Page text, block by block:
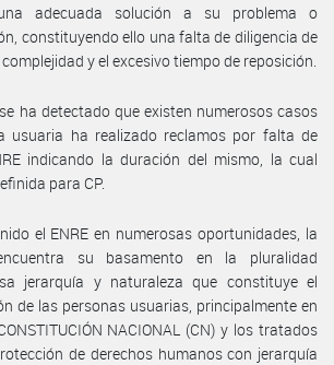
adecuada solución a su problema o
constituyendo ello una falta de diligencia de
y el excesivo tiempo de reposición.
ha detectado que existen numerosos casos
usuaria ha realizado reclamos por falta de
indicando la duración del mismo, la cual
para CP.
el ENRE en numerosas oportunidades, la
su basamento en la pluralidad
jerarquía y naturaleza que constituye el
de las personas usuarias, principalmente en
NACIONAL (CN) y los tratados
de derechos humanos con jerarquía